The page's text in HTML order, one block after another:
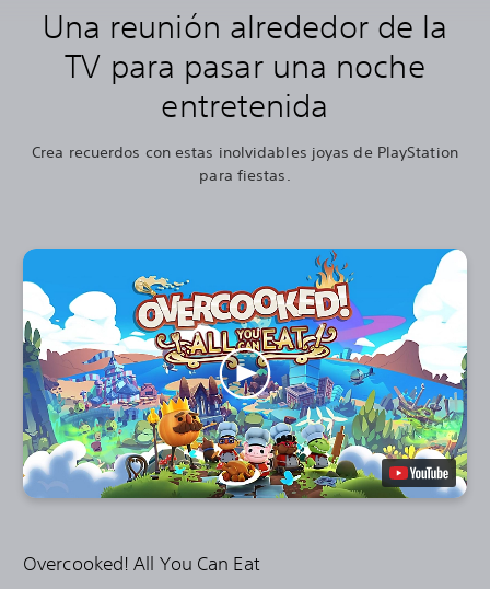
Una reunión alrededor de la
TV para pasar una noche
entretenida
Crea recuerdos con estas inolvidables joyas de PlayStation
para fiestas.
Overcooked! All You Can Eat